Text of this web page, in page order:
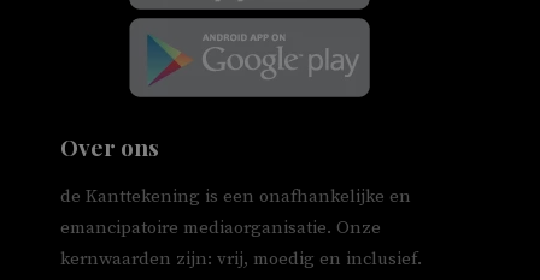
Over ons
de Kanttekening is een onafhankelijke en
emancipatoire mediaorganisatie. Onze
kernwaarden zijn: vrij, moedig en inclusief.